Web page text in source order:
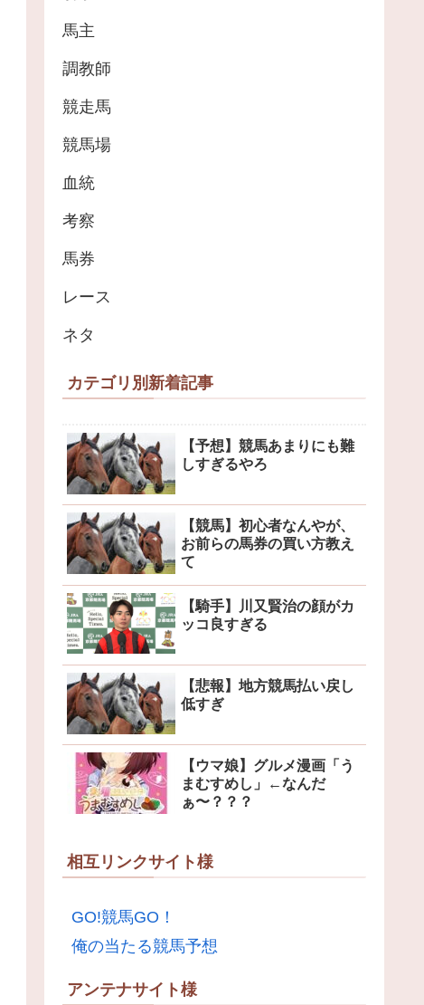
馬主
調教師
競走馬
競馬場
血統
考察
馬券
レース
ネタ
カテゴリ別新着記事
【予想】競馬あまりにも難
しすぎるやろ
【競馬】初心者なんやが、
お前らの馬券の買い方教え
て
【騎手】川又賢治の顔がカ
ッコ良すぎる
【悲報】地方競馬払い戻し
低すぎ
【ウマ娘】グルメ漫画「う
まむすめし」←なんだ
ぁ〜？？？
相互リンクサイト様
GO!競馬GO！
俺の当たる競馬予想
アンテナサイト様